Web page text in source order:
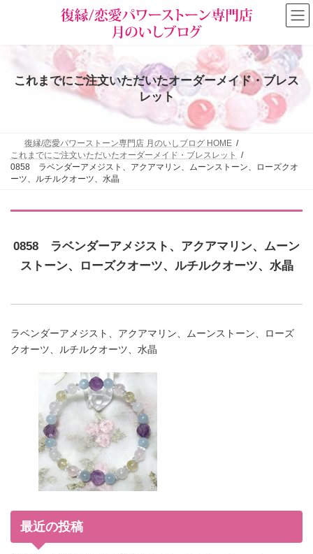
これまでにご注文いただいたオーダーメイド・ブレス
レット
復縁/恋愛パワーストーン専門店 月のいしブログ HOME
これまでにご注文いただいたオーダーメイド・ブレスレット
0858 ラベンダーアメジスト、アクアマリン、ムーンストーン、ローズクオ
ーツ、ルチルクオーツ、水晶
0858 ラベンダーアメジスト、アクアマリン、ムーン
ストーン、ローズクオーツ、ルチルクオーツ、水晶
ラベンダーアメジスト、アクアマリン、ムーンストーン、ローズ
クオーツ、ルチルクオーツ、水晶
最近の投稿